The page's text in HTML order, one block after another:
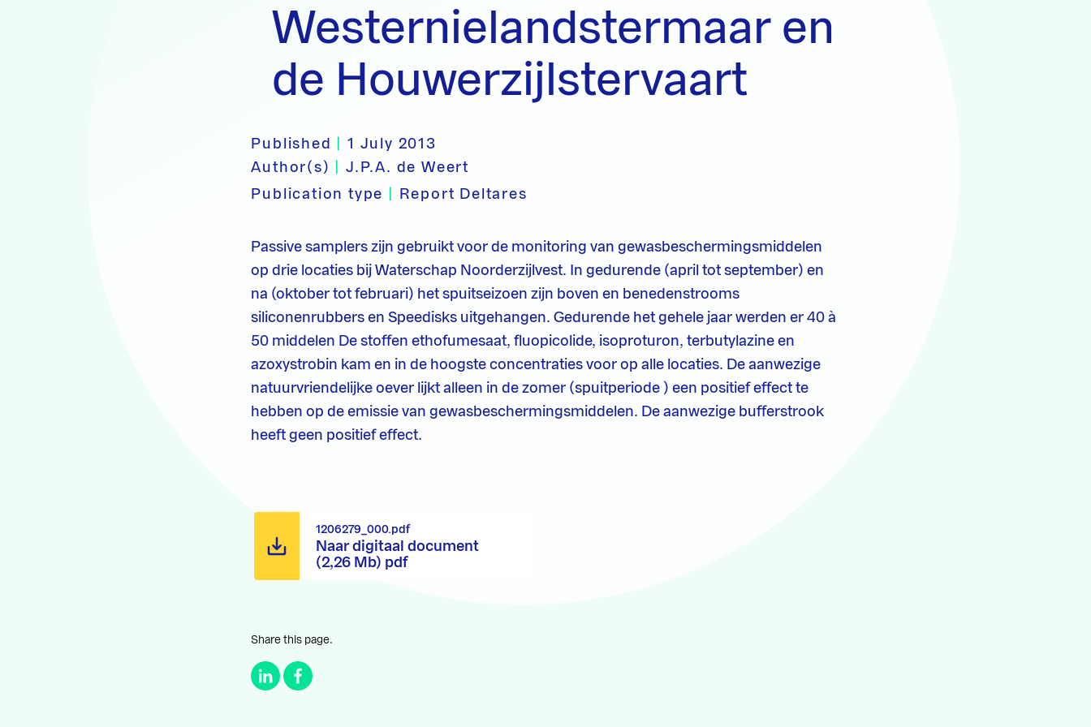
Westernielandstermaar en
de Houwerzijlstervaart
Published
1 July 2013
Author(s)
J.P.A. de Weert
Publication type
Report Deltares
Passive samplers zijn gebruikt voor de monitoring van gewasbeschermingsmiddelen
op drie locaties bij Waterschap Noorderzijlvest. In gedurende (april tot september) en
na (oktober tot februari) het spuitseizoen zijn boven en benedenstrooms
siliconenrubbers en Speedisks uitgehangen. Gedurende het gehele jaar werden er 40 à
50 middelen De stoffen ethofumesaat, fluopicolide, isoproturon, terbutylazine en
azoxystrobin kam en in de hoogste concentraties voor op alle locaties. De aanwezige
natuurvriendelijke oever lijkt alleen in de zomer (spuitperiode ) een positief effect te
hebben op de emissie van gewasbeschermingsmiddelen. De aanwezige bufferstrook
heeft geen positief effect.
Naar digitaal document
(2,26 Mb) pdf
1206279_000.pdf
Share this page.